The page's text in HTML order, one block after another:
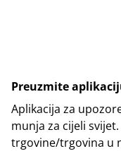
Preuzmite
Aplikacija za
munja za cijeli
trgovine/trgovina u